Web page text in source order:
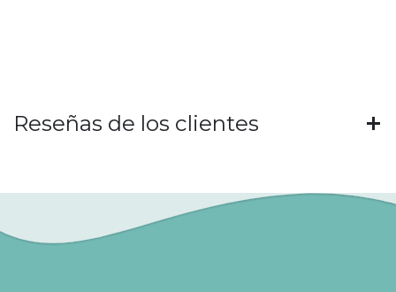
Reseñas de los clientes